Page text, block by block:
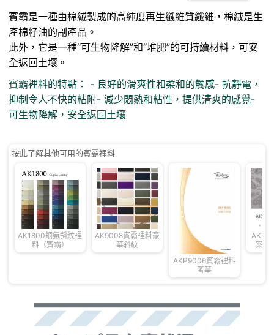
賓霸是一種由棉絨製成的高純度再生纖維質纖維 ，棉絨是生
產棉籽油的副產品。
此外，它是一種“可生物降解”和“堆肥”的可持續材料，可安
全返回土壤。
賓霸裡料的特點： - 良好的滑爽性和柔和的觸感- 抗靜電，
抑制令人不快的粘附- 減少悶熱和粘性，提供清爽的感覺-
可生物降解，安全返回土壤
按此了解其他可用的賓霸裡料
AK1800銅氨斜紋裡
料（賓霸）
AK9008賓霸裡料豪
華斜紋
AKP9006賓霸裡料
奢華
案奢